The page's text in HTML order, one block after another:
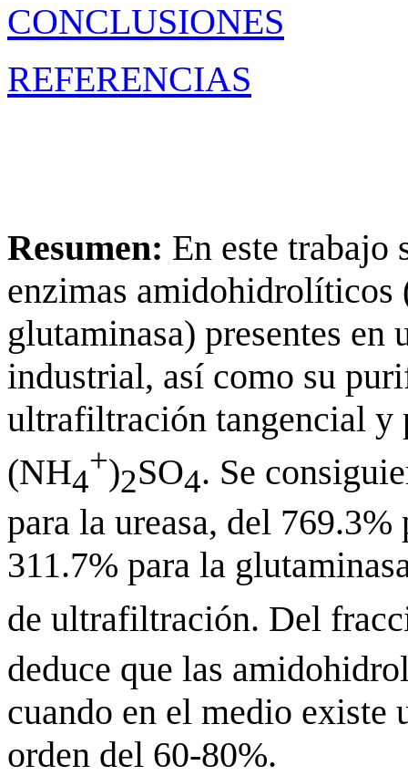
CONCLUSIONES
REFERENCIAS
Resumen: En este trabajo
enzimas amidohidrolíticos
glutaminasa) presentes en
industrial, así como su
ultrafiltración tangencial y
(NH4
+)2SO4. Se
para la ureasa, del
311.7% para la
de ultrafiltración. Del
deduce que las
cuando en el medio existe
orden del 60-80%.